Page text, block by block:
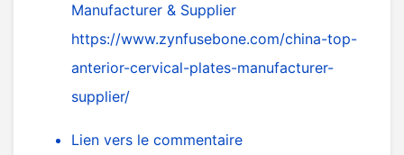
Manufacturer & Supplier
https://www.zynfusebone.com/china-top-
anterior-cervical-plates-manufacturer-
supplier/
Lien vers le commentaire